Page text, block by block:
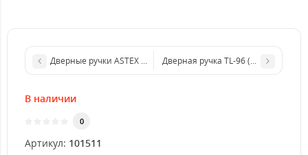
Дверные ручки ASTEX AT-Cornu rose-BN (023 Сатин)
Дверная ручка TL-96 (Китай)
В наличии
0
Артикул: 101511